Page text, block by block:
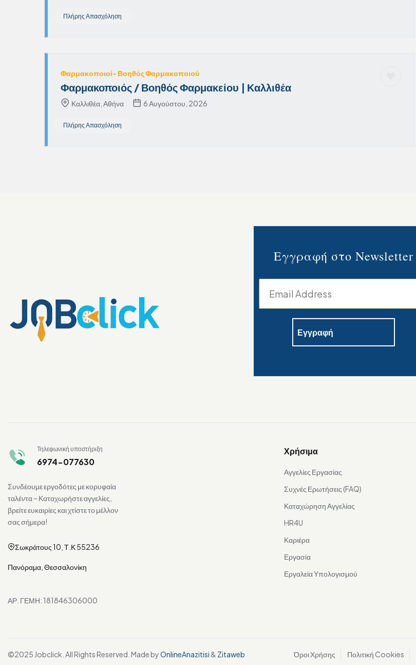
Πλήρης Απασχόληση
Φαρμακοποιοί- Βοηθός Φαρμακοποιού
Φαρμακοποιός / Βοηθός Φαρμακείου | Καλλιθέα
Καλλιθέα, Αθήνα 6 Αυγούστου, 2026
Πλήρης Απασχόληση
Εγγραφή στο Newsletter
Τηλεφωνική υποστήριξη
6974-077630
Συνδέουμε εργοδότες με κορυφαία
ταλέντα – Καταχωρήστε αγγελίες,
βρείτε ευκαιρίες και χτίστε το μέλλον
σας σήμερα!
Σωκράτους 10, Τ.Κ 55236
Πανόραμα, Θεσσαλονίκη
ΑΡ. ΓΕΜΗ: 181846306000
Χρήσιμα
Αγγελίες Εργασίας
Συχνές Ερωτήσεις (FAQ)
Καταχώρηση Αγγελίας
HR4U
Καριέρα
Εργασία
Εργαλεία Υπολογισμού
©2025 Jobclick. All Rights Reserved. Made byOnlineAnazitisi & Zitaweb Όροι Χρήσης Πολιτική Cookies